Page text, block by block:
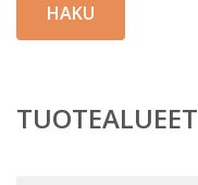
HAKU
TUOTEALUEET